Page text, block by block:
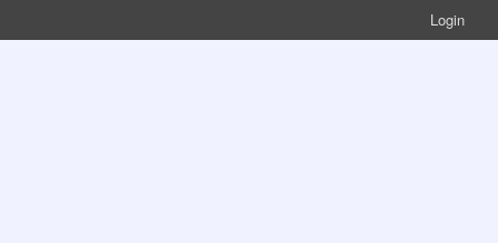
Login